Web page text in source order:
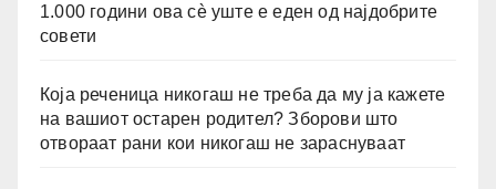
1.000 години ова сè уште е еден од најдобрите
совети
Која реченица никогаш не треба да му ја кажете
на вашиот остарен родител? Зборови што
отвораат рани кои никогаш не зараснуваат